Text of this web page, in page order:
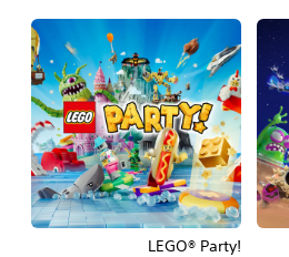
!LEGO® Party